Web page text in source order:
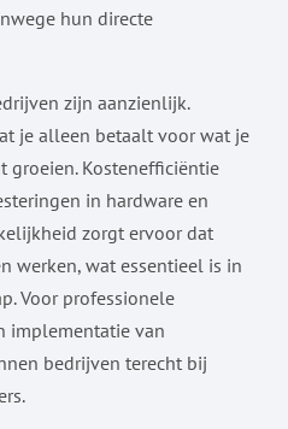
hun directe
zijn aanzienlijk.
je alleen betaalt voor wat je
Kostenefficiëntie
in hardware en
zorgt ervoor dat
werken, wat essentieel is in
Voor professionele
implementatie van
bedrijven terecht bij